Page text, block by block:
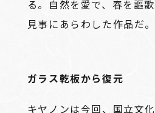
る。自然を 愛で、春を謳歌
見事にあらわした作品だ。
ガラス乾板から復元
キヤノンは今回、国立文